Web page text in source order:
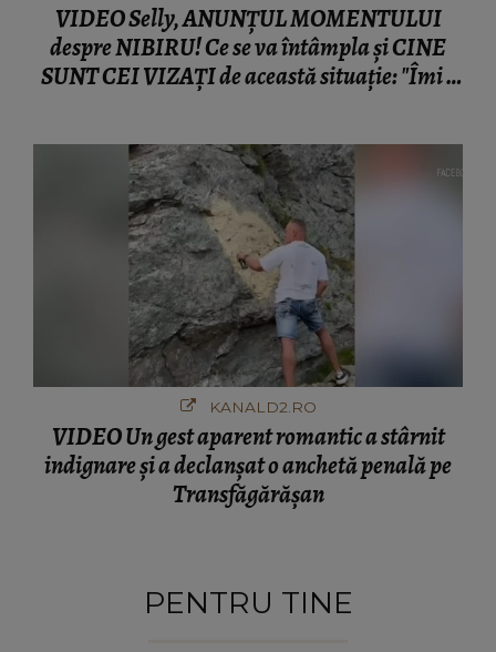
VIDEO Selly, ANUNȚUL MOMENTULUI
despre NIBIRU! Ce se va întâmpla și CINE
SUNT CEI VIZAȚI de această situație: "Îmi e
KANALD2.RO
VIDEO Un gest aparent romantic a stârnit
indignare și a declanșat o anchetă penală pe
Transfăgărășan
PENTRU TINE